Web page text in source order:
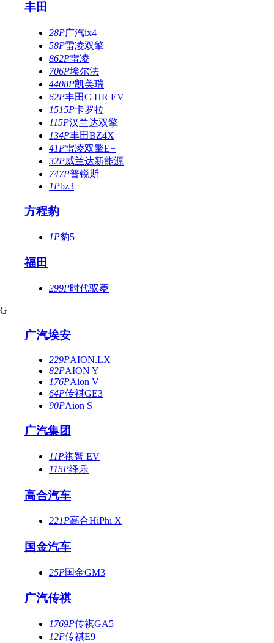
丰田
28P广汽ix4
58P雷凌双擎
862P雷凌
706P埃尔法
4408P凯美瑞
62P丰田C-HR EV
1515P卡罗拉
115P汉兰达双擎
134P丰田BZ4X
41P雷凌双擎E+
32P威兰达新能源
747P普锐斯
1Pbz3
方程豹
1P豹5
福田
299P时代驭菱
G
广汽埃安
229PAION.LX
82PAION Y
176PAion V
64P传祺GE3
90PAion S
广汽集团
11P祺智 EV
115P绎乐
高合汽车
221P高合HiPhi X
国金汽车
25P国金GM3
广汽传祺
1769P传祺GA5
12P传祺E9